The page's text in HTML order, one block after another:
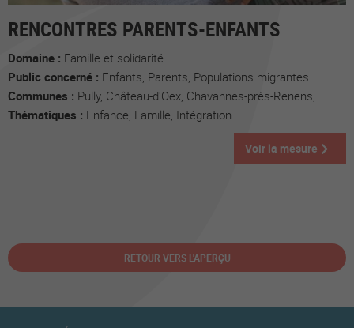
RENCONTRES PARENTS-ENFANTS
Domaine : Famille et solidarité
Public concerné : Enfants, Parents, Populations migrantes
Communes : Pully, Château-d'Oex, Chavannes-près-Renens, Monthey, Savièse, Tévenon
Thématiques : Enfance, Famille, Intégration
Voir la mesure
RETOUR VERS L'APERÇU